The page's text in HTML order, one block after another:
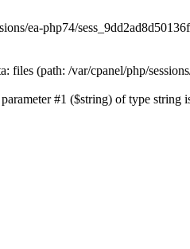
ea-php74/
files (path: /var/cpanel/php/
#1 ($string) of type string